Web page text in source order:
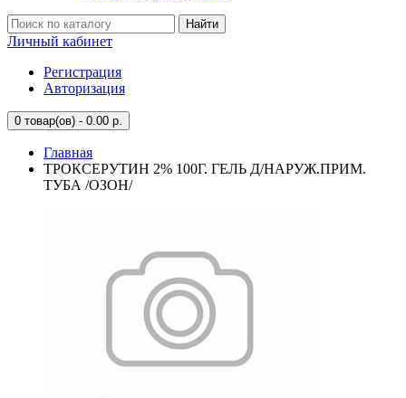
Найти
Личный кабинет
Регистрация
Авторизация
0 товар(ов) - 0.00 р.
Главная
ТРОКСЕРУТИН 2% 100Г. ГЕЛЬ Д/НАРУЖ.ПРИМ.
ТУБА /ОЗОН/